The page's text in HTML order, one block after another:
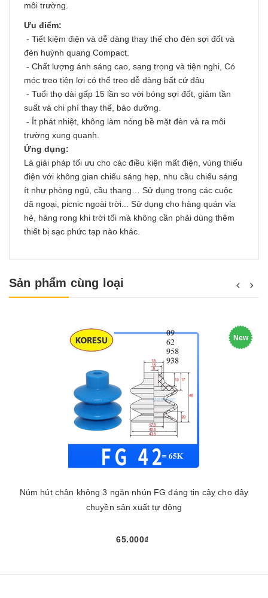
môi trường.
Ưu điểm:
- Tiết kiệm điện và dễ dàng thay thế cho đèn sợi đốt và
đèn huỳnh quang Compact.
- Chất lượng ánh sáng cao, sang trọng và tiện nghi, Có
móc treo tiện lợi có thể treo dễ dàng bất cứ đâu
- Tuổi thọ dài gấp 15 lần so với bóng sợi đốt, giảm tần
suất và chi phí thay thế, bảo dưỡng.
- Ít phát nhiệt, không làm nóng bề mặt đèn và ra môi
trường xung quanh.
Ứng dụng:
Là giải pháp tối ưu cho các điều kiện mất điện, vùng thiếu
điện với không gian chiếu sáng hẹp, nhu cầu chiếu sáng
ít như phòng ngủ, cầu thang… Sử dụng trong các cuộc
dã ngoại, picnic ngoài trời... Sử dụng cho hàng quán vỉa
hè, hàng rong khi trời tối mà không cần phải dùng thêm
thiết bị sạc phức tạp nào khác.
Sản phẩm cùng loại
New
Núm hút chân không 3 ngăn nhún FG đáng tin cậy cho dây
chuyền sản xuất tự động
65.000₫